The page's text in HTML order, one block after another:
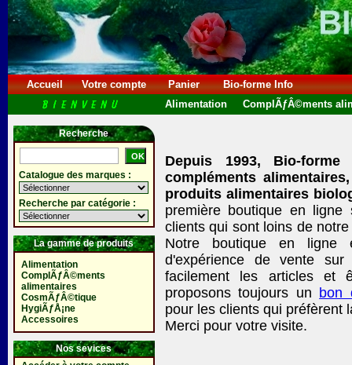
Accueil Votre compte Panier
Bio-forme Info
Alimentation
ComplÃƒÂ©ments
Recherche
Catalogue des marques :
Recherche par catégorie :
La gamme de produits
Alimentation
ComplÃƒÂ©ments
alimentaires
CosmÃƒÂ©tique
HygiÃƒÅ¡ne
Accessoires
Nos sevices
Depuis 1993, Bio-
compléments
produits alimentaires
première boutique en
clients qui sont loins de
Notre boutique en ligne
d'expérience de vente
facilement les articles et
proposons toujours un bon
pour les clients qui préfèrent
Merci pour votre visite.